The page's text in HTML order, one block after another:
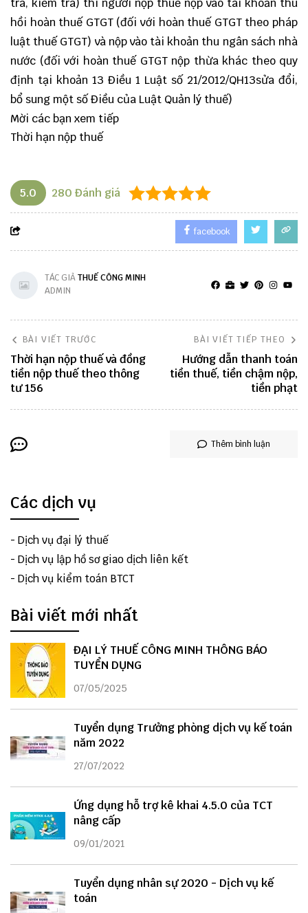
tra, kiểm tra) thì người nộp thuế nộp vào tài khoản thu
hồi hoàn thuế GTGT (đối với hoàn thuế GTGT theo pháp
luật thuế GTGT) và nộp vào tài khoản thu ngân sách nhà
nước (đối với hoàn thuế GTGT nộp thừa khác theo quy
định tại khoản 13 Điều 1 Luật số 21/2012/QH13sửa đổi,
bổ sung một số Điều của Luật Quản lý thuế)
Mời các bạn xem tiếp
Thời hạn nộp thuế
5.0 280 Đánh giá
facebook
TÁC GIẢTHUẾ CÔNG MINH
ADMIN
BÀI VIẾT TRƯỚC
Thời hạn nộp thuế và đồng
tiền nộp thuế theo thông
tư 156
BÀI VIẾT TIẾP THEO
Hướng dẫn thanh toán
tiền thuế, tiền chậm nộp,
tiền phạt
Thêm bình luận
Các dịch vụ
- Dịch vụ đại lý thuế
- Dịch vụ lập hồ sơ giao dịch liên kết
- Dịch vụ kiểm toán BTCT
Bài viết mới nhất
ĐẠI LÝ THUẾ CÔNG MINH THÔNG BÁO
TUYỂN DỤNG
07/05/2025
Tuyển dụng Trưởng phòng dịch vụ kế toán
năm 2022
27/07/2022
Ứng dụng hỗ trợ kê khai 4.5.0 của TCT
nâng cấp
09/01/2021
Tuyển dụng nhân sự 2020 - Dịch vụ kế
toán